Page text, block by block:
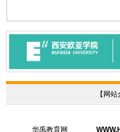
【 网站
华禹教育网